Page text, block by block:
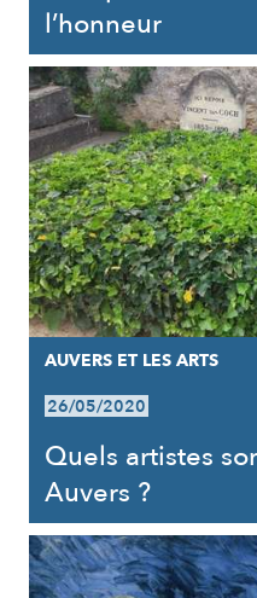
l’honneur
AUVERS ET LES ARTS
26/05/2020
Quels artistes
Auvers ?